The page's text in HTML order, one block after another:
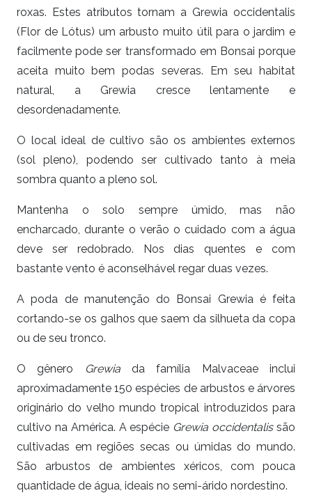
roxas. Estes atributos tornam a Grewia occidentalis
(Flor de Lótus) um arbusto muito útil para o jardim e
facilmente pode ser transformado em Bonsai porque
aceita muito bem podas severas. Em seu habitat
natural, a Grewia cresce lentamente e
desordenadamente.
O local ideal de cultivo são os ambientes externos
(sol pleno), podendo ser cultivado tanto à meia
sombra quanto a pleno sol.
Mantenha o solo sempre úmido, mas não
encharcado, durante o verão o cuidado com a água
deve ser redobrado. Nos dias quentes e com
bastante vento é aconselhável regar duas vezes.
A poda de manutenção do Bonsai Grewia é feita
cortando-se os galhos que saem da silhueta da copa
ou de seu tronco.
O gênero Grewiada família Malvaceae inclui
aproximadamente 150 espécies de arbustos e árvores
originário do velho mundo tropical introduzidos para
cultivo na América. A espécie Grewia occidentalissão
cultivadas em regiões secas ou úmidas do mundo.
São arbustos de ambientes xéricos, com pouca
quantidade de água, ideais no semi-árido nordestino.